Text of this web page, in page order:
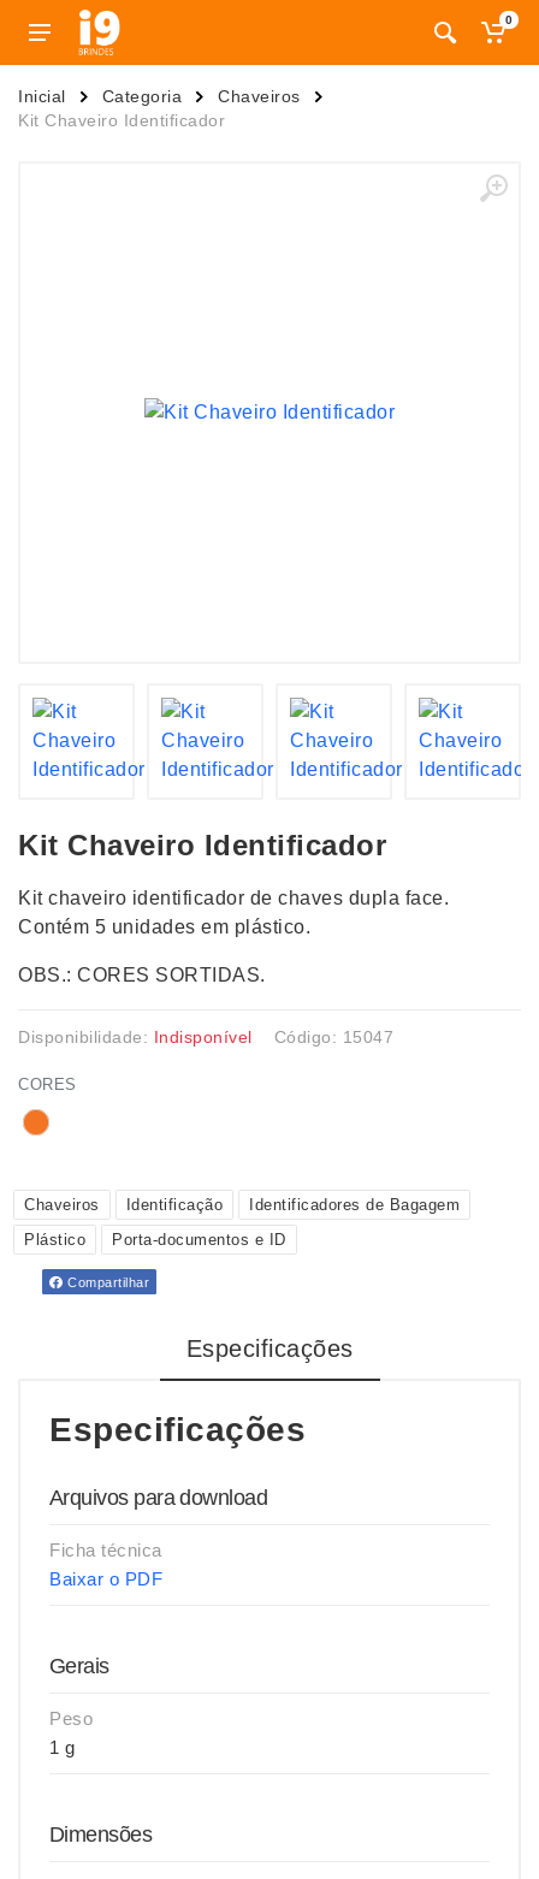
0
Inicial Categoria
Chaveiros
Kit Chaveiro Identificador
Kit Chaveiro Identificador
Kit chaveiro identificador de chaves dupla face.
Contém 5 unidades em plástico.
OBS.: CORES SORTIDAS.
Disponibilidade: Indisponível Código: 15047
CORES
Chaveiros Identificação
Identificadores de Bagagem
Plástico
Porta-documentos e ID
Compartilhar
Especificações
Especificações
Arquivos para download
Ficha técnica
Baixar o PDF
Gerais
Peso
1 g
Dimensões